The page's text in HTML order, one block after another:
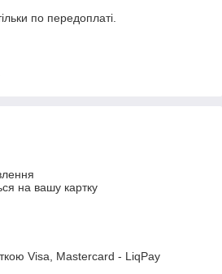
по передоплаті.
на вашу картку
Visa, Mastercard - LiqPay